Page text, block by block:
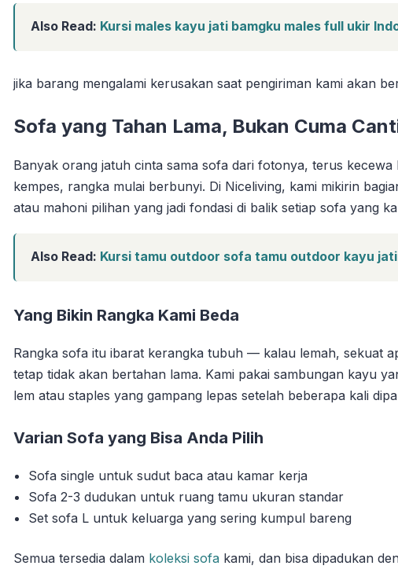
Also Read: Kursi males kayu jati bamgku males full ukir
jika barang mengalami kerusakan saat pengiriman kami akan
Sofa yang Tahan Lama, Bukan Cuma
Banyak orang jatuh cinta sama sofa dari fotonya, terus
kempes, rangka mulai berbunyi. Di Niceliving, kami mikirin
atau mahoni pilihan yang jadi fondasi di balik setiap sofa yang
Also Read: Kursi tamu outdoor sofa tamu outdoor kayu
Yang Bikin Rangka Kami Beda
Rangka sofa itu ibarat kerangka tubuh — kalau lemah, sekuat
tetap tidak akan bertahan lama. Kami pakai sambungan kayu
lem atau staples yang gampang lepas setelah beberapa kali
Varian Sofa yang Bisa Anda Pilih
Sofa single untuk sudut baca atau kamar kerja
Sofa 2-3 dudukan untuk ruang tamu ukuran standar
Set sofa L untuk keluarga yang sering kumpul bareng
Semua tersedia dalam koleksi sofa kami, dan bisa dipadukan